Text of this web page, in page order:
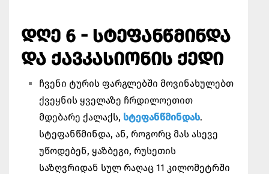
ᲓᲦᲔ 6 - ᲡᲢᲔᲤᲐᲜᲬᲛᲘᲜᲓᲐ
ᲓᲐ ᲥᲐᲕᲙᲐᲡᲘᲝᲜᲘᲡ ᲥᲔᲓᲘ
ჩვენი ტურის ფარგლებში მოვინახულებთ
ქვეყნის ყველაზე ჩრდილოეთით
მდებარე ქალაქს, სტეფანწმინდას.
სტეფანწმინდა, ან, როგორც მას ასევე
უწოდებენ, ყაზბეგი, რუსეთის
საზღვრიდან სულ რაღაც 11 კილომეტრში